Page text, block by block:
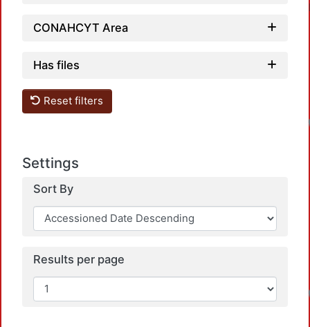
CONAHCYT Area
Has files
Reset filters
Settings
Sort By
Results per page